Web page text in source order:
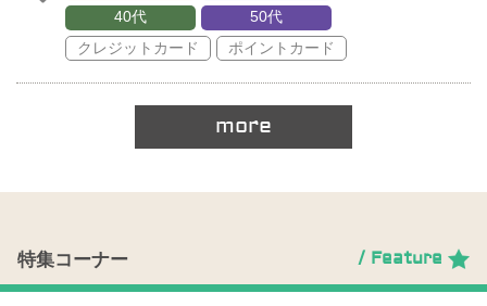
40代
50代
クレジットカード
ポイントカード
more
特集コーナー / Feature